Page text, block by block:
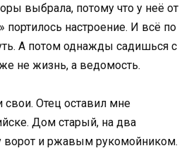
выбрала, потому что у неё от
портилось настроение. И всё по
А потом однажды садишься с
не жизнь, а ведомость.
Отец оставил мне
Дом старый, на два
ворот и ржавым рукомойником.